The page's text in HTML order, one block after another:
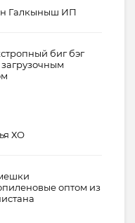
Галкыныш ИП
биг бэг
ХО
оптом из